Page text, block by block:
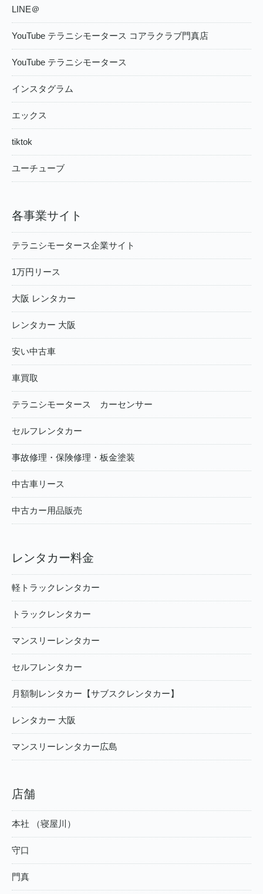
LINE＠
YouTube テラニシモータース コアラクラブ門真店
YouTube テラニシモータース
インスタグラム
エックス
tiktok
ユーチューブ
各事業サイト
テラニシモータース企業サイト
1万円リース
大阪 レンタカー
レンタカー 大阪
安い中古車
車買取
テラニシモータース カーセンサー
セルフレンタカー
事故修理・保険修理・板金塗装
中古車リース
中古カー用品販売
レンタカー料金
軽トラックレンタカー
トラックレンタカー
マンスリーレンタカー
セルフレンタカー
月額制レンタカー【サブスクレンタカー】
レンタカー 大阪
マンスリーレンタカー広島
店舗
本社 （寝屋川）
守口
門真